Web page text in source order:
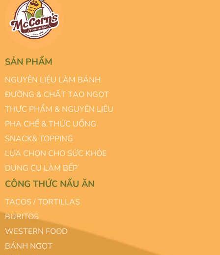
SẢN PHẨM
NGUYÊN LIỆU LÀM BÁNH
ĐƯỜNG & CHẤT TẠO NGỌT
THỰC PHẨM & NGUYÊN LIỆU
PHA CHẾ & THỨC UỐNG
SNACK& TOPPING
LỰA CHỌN CHO SỨC KHỎE
DỤNG CỤ LÀM BẾP
CÔNG THỨC NẤU ĂN
TACOS / TORTILLAS
BURITOS
WESTERN FOOD
BÁNH NGỌT